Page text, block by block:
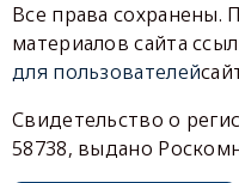
Все права сохранены.
материалов сайта
для пользователей
Свидетельство о
58738, выдано